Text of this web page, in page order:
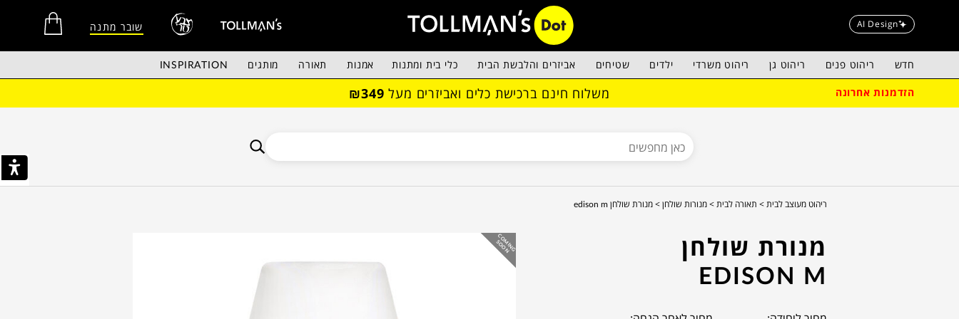
AI Design שובר מתנה
חדש ריהוט פנים ריהוט גן ריהוט משרדי ילדים שטיחים אביזרים והלבשת הבית כלי בית ומתנות אמנות תאורה מותגים INSPIRATION
הזדמנות אחרונה משלוח חינם ברכישת כלים ואביזרים מעל ₪349
ריהוט מעוצב לבית > תאורה לבית > מנורות שולחן > מנורת שולחן edison m
מנורת שולחן
EDISON M
C
O
M
IN
G
S
O
O
N